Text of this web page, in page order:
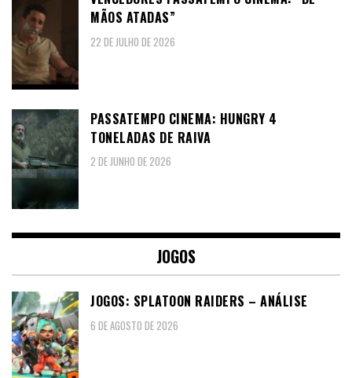
MÃOS ATADAS”
22 DE JULHO DE 2026
PASSATEMPO CINEMA: HUNGRY 4
TONELADAS DE RAIVA
2 DE JUNHO DE 2026
JOGOS
JOGOS: SPLATOON RAIDERS – ANÁLISE
6 DE AGOSTO DE 2026